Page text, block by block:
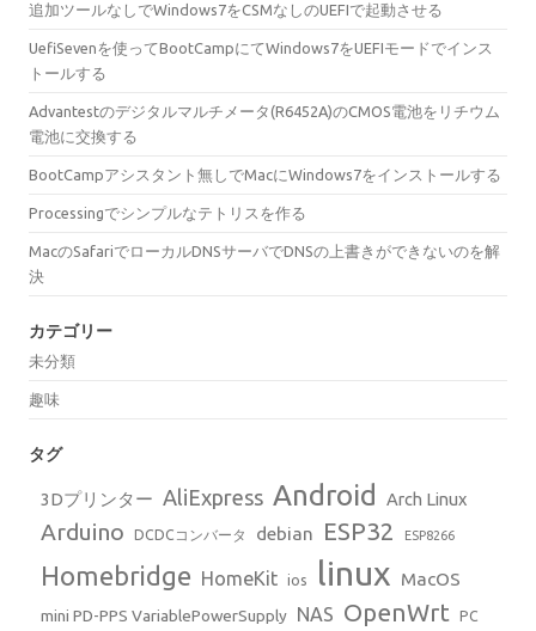
追加ツールなしでWindows7をCSMなしのUEFIで起動させる
UefiSevenを使ってBootCampにてWindows7をUEFIモードでインス
トールする
Advantestのデジタルマルチメータ(R6452A)のCMOS電池をリチウム
電池に交換する
BootCampアシスタント無しでMacにWindows7をインストールする
Processingでシンプルなテトリスを作る
MacのSafariでローカルDNSサーバでDNSの上書きができないのを解
決
カテゴリー
未分類
趣味
タグ
3Dプリンター AliExpress Android Arch Linux
Arduino DCDCコンバータ debian ESP32 ESP8266
Homebridge HomeKit ios linux MacOS
mini PD-PPS VariablePowerSupply NAS OpenWrt PC